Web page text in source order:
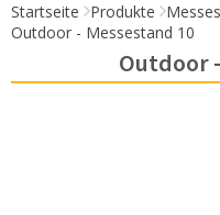
Produkte
Messestände
Startseite Produkte
Outdoor - Messestand 10
Outdoor